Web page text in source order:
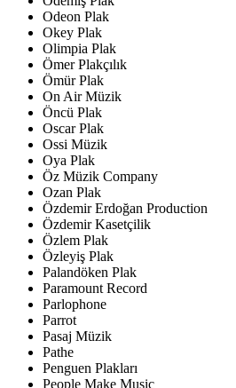
Odeon Plak
Okey Plak
Olimpia Plak
Ömer Plakçılık
Ömür Plak
On Air Müzik
Öncü Plak
Oscar Plak
Ossi Müzik
Oya Plak
Öz Müzik Company
Ozan Plak
Özdemir Erdoğan Production
Özdemir Kasetçilik
Özlem Plak
Özleyiş Plak
Palandöken Plak
Paramount Record
Parlophone
Parrot
Pasaj Müzik
Pathe
Penguen Plakları
People Make Music